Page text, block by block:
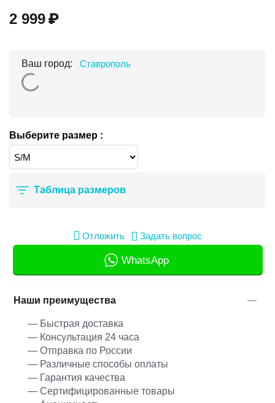
2 999₽
Ваш город: Ставрополь
Выберите размер :
Таблица размеров
Отложить Задать вопрос
WhatsApp
Наши преимущества
— Быстрая доставка
— Консультация 24 часа
— Отправка по России
— Различные способы оплаты
— Гарантия качества
— Сертифицированные товары